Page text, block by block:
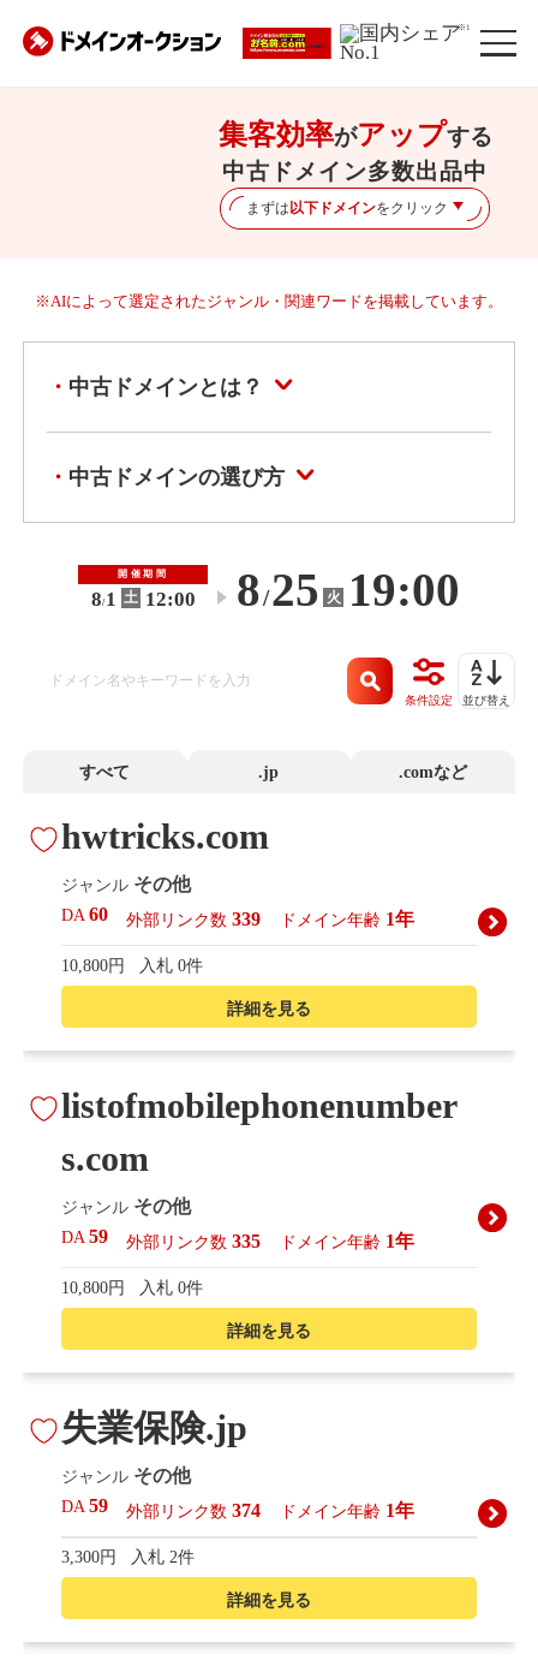
※1
集客効率がアップする
中古ドメイン多数出品中
まずは以下ドメインをクリック
※AIによって選定されたジャンル・関連ワードを掲載しています。
中古ドメインとは？
中古ドメインの選び方
開催期間
8/1 土 12:00 〜 8/25 火 19:00
条件設定 並び替え
すべて .jp .comなど
詳細を見る
hwtricks.com
ジャンル その他
DA60 外部リンク数 339 ドメイン年齢 1年
10,800円 入札 0件
詳細を見る
listofmobilephonenumber
s.com
ジャンル その他
DA59 外部リンク数 335 ドメイン年齢 1年
10,800円 入札 0件
詳細を見る
失業保険.jp
ジャンル その他
DA59 外部リンク数 374 ドメイン年齢 1年
3,300円 入札 2件